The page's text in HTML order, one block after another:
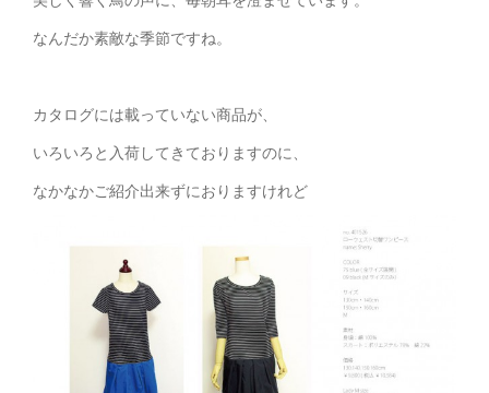
なんだか素敵な季節ですね。
カタログには載っていない商品が、
いろいろと入荷してきておりますのに、
なかなかご紹介出来ずにおりますけれど